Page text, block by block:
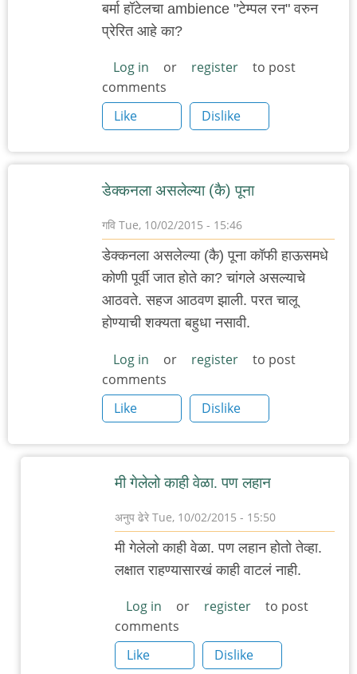
बर्मा हॉटेलचा ambience "टेम्पल रन" वरुन
प्रेरित आहे का?
Log in or register
to post
comments
Like
Dislike
डेक्कनला असलेल्या (कै) पूना
गवि Tue, 10/02/2015 - 15:46
डेक्कनला असलेल्या (कै) पूना कॉफी हाऊसमधे
कोणी पूर्वी जात होते का? चांगले असल्याचे
आठवते. सहज आठवण झाली. परत चालू
होण्याची शक्यता बहुधा नसावी.
Log in or register
to post
comments
Like
Dislike
मी गेलेलो काही वेळा. पण लहान
अनुप ढेरे Tue, 10/02/2015 - 15:50
In
डेक्कनला
असलेल्या
(कै)
मी गेलेलो काही वेळा. पण लहान होतो तेव्हा.
लक्षात राहण्यासारखं काही वाटलं नाही.
Log in or register
to post
comments
Like
Dislike